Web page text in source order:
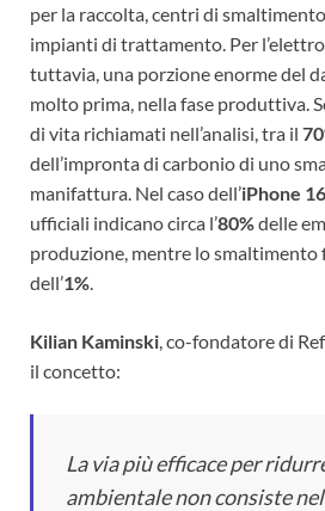
per la raccolta, centri di
impianti di trattamento. Per
tuttavia, una porzione enorme del
molto prima, nella fase produttiva.
di vita richiamati nell’analisi, tra il
dell’impronta di carbonio di uno
manifattura. Nel caso dell’iPhone
ufficiali indicano circa l’80%delle
produzione, mentre lo smaltimento
dell’1%
Kilian Kaminski , co-fondatore di
il concetto:
La via più efficace per
ambientale non consiste